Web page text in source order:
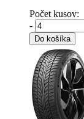
Počet kusov:
-
Do košíka